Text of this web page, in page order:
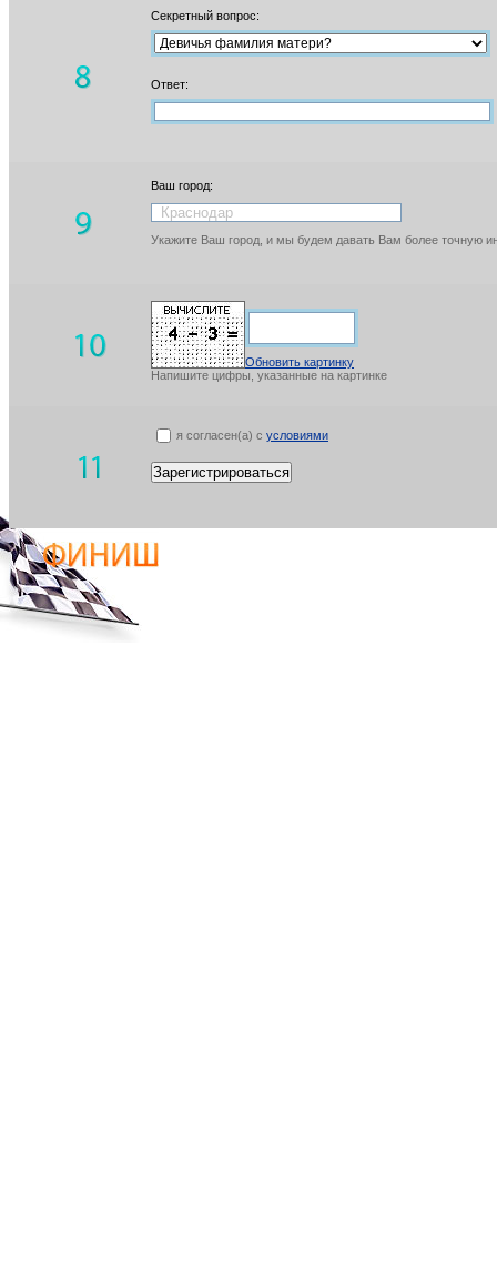
Секретный вопрос:
Ответ:
Ваш город:
Укажите Ваш город, и мы будем давать Вам более точную
Обновить картинку
Напишите цифры, указанные на картинке
я согласен(а) с условиями
Зарегистрироваться